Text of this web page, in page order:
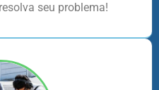
seu problema!